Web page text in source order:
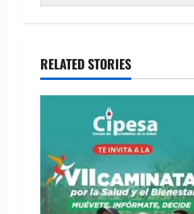
RELATED STORIES